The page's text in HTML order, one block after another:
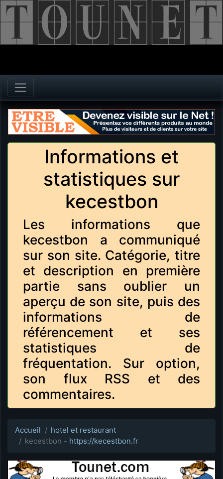
Informations et
statistiques sur
kecestbon
Les informations que
kecestbon a communiqué
sur son site. Catégorie, titre
et description en première
partie sans oublier un
aperçu de son site, puis des
informations de
référencement et ses
statistiques de
fréquentation. Sur option,
son flux RSS et des
commentaires.
Accueil
hotel et restaurant
kecestbon - https://kecestbon.fr